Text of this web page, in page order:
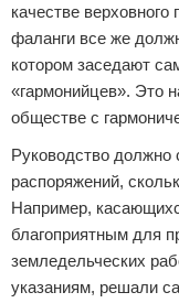
качестве
фаланги все же
котором заседают
«гармонийцев». Это
обществе с
Руководство должно
распоряжений,
Например,
благоприятным для
земледельческих
указаниям, решали